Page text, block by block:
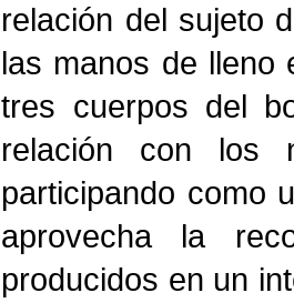
relación del sujeto
las manos de lleno
tres cuerpos del
relación con los
participando como
aprovecha la
producidos en un